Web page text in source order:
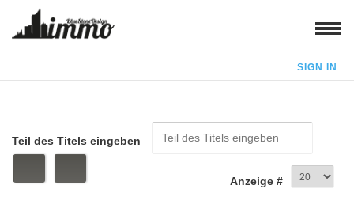
SIGN IN
Teil des Titels eingeben
Anzeige #